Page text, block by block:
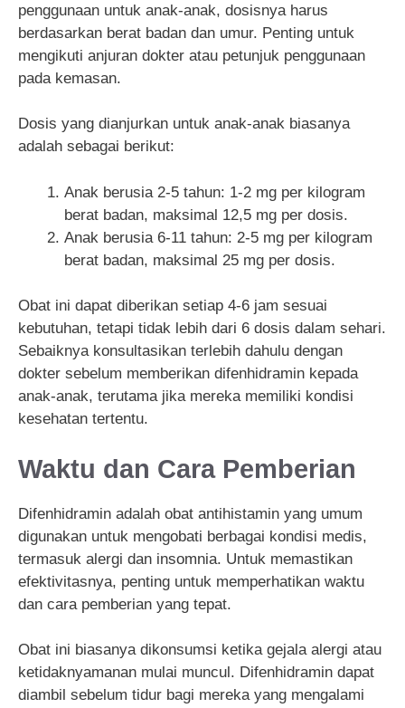
penggunaan untuk anak-anak, dosisnya harus
berdasarkan berat badan dan umur. Penting untuk
mengikuti anjuran dokter atau petunjuk penggunaan
pada kemasan.
Dosis yang dianjurkan untuk anak-anak biasanya
adalah sebagai berikut:
Anak berusia 2-5 tahun: 1-2 mg per kilogram
berat badan, maksimal 12,5 mg per dosis.
Anak berusia 6-11 tahun: 2-5 mg per kilogram
berat badan, maksimal 25 mg per dosis.
Obat ini dapat diberikan setiap 4-6 jam sesuai
kebutuhan, tetapi tidak lebih dari 6 dosis dalam sehari.
Sebaiknya konsultasikan terlebih dahulu dengan
dokter sebelum memberikan difenhidramin kepada
anak-anak, terutama jika mereka memiliki kondisi
kesehatan tertentu.
Waktu dan Cara Pemberian
Difenhidramin adalah obat antihistamin yang umum
digunakan untuk mengobati berbagai kondisi medis,
termasuk alergi dan insomnia. Untuk memastikan
efektivitasnya, penting untuk memperhatikan waktu
dan cara pemberian yang tepat.
Obat ini biasanya dikonsumsi ketika gejala alergi atau
ketidaknyamanan mulai muncul. Difenhidramin dapat
diambil sebelum tidur bagi mereka yang mengalami